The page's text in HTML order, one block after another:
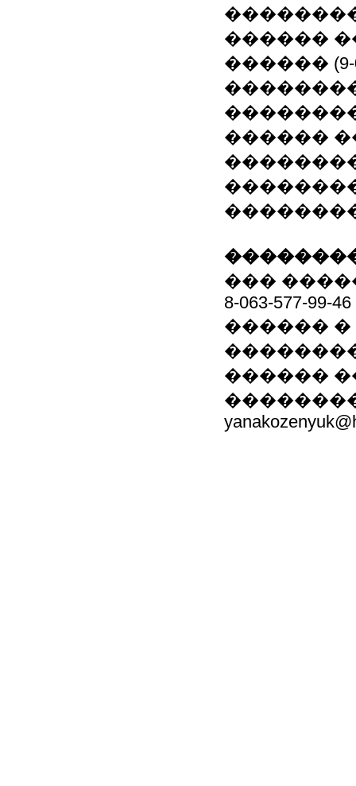
������
������ (9-
��������
������
���
8-063-577-99-46
������
������